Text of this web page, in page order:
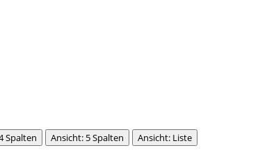
Spalten Ansicht: 5 Spalten Ansicht: Liste